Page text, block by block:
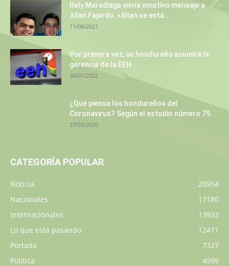
Rely Maradiaga envía emotivo mensaje a
Allan Fajardo, «Allan se está...
11/08/2021
Por primera vez, un hondureño asumirá la
gerencia de la EEH
30/01/2022
¿Qué piensa los hondureños del
Coronavirus? Según el estudio número 79...
27/03/2020
CATEGORÍA POPULAR
Noticia
20954
Nacionales
17180
Internacionales
13933
Lo que está pasando
12471
Portada
7327
Política
4999